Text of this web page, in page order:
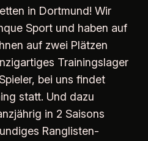
in Dortmund! Wir
Sport und haben auf
auf zwei Plätzen
Trainingslager
bei uns findet
statt. Und dazu
in 2 Saisons
Ranglisten-